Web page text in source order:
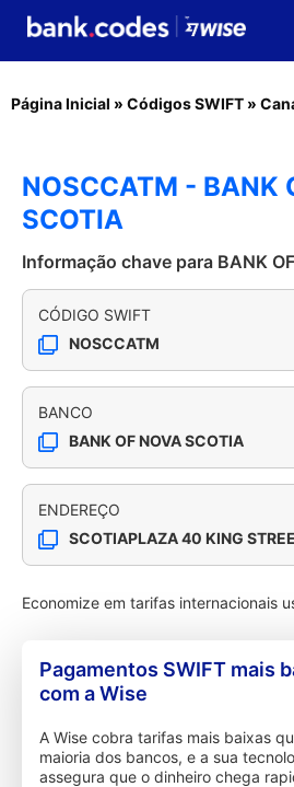
Página Inicial » Códigos SWIFT »
NOSCCATM - BANK
SCOTIA
Informação chave para BANK
CÓDIGO SWIFT
NOSCCATM
BANCO
BANK OF NOVA SCOTIA
ENDEREÇO
SCOTIAPLAZA 40 KING
Economize em tarifas internacionais
Pagamentos SWIFT mais
com a Wise
A Wise cobra tarifas mais baixas
maioria dos bancos, e a sua
assegura que o dinheiro chega